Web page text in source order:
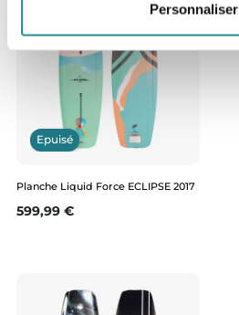
Personnaliser
Epuisé
Planche Liquid Force ECLIPSE 2017
Prix
599,99 €